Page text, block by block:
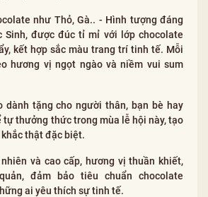
như Thỏ, Gà.. - Hình tượng đáng
Sinh, được đúc tỉ mỉ với lớp chocolate
kết hợp sắc màu trang trí tinh tế. Mỗi
hương vị ngọt ngào và niềm vui sum
dành tặng cho người thân, bạn bè hay
tự thưởng thức trong mùa lễ hội này, tạo
thật đặc biệt.
và cao cấp, hương vị thuần khiết,
đảm bảo tiêu chuẩn chocolate
ai yêu thích sự tinh tế.